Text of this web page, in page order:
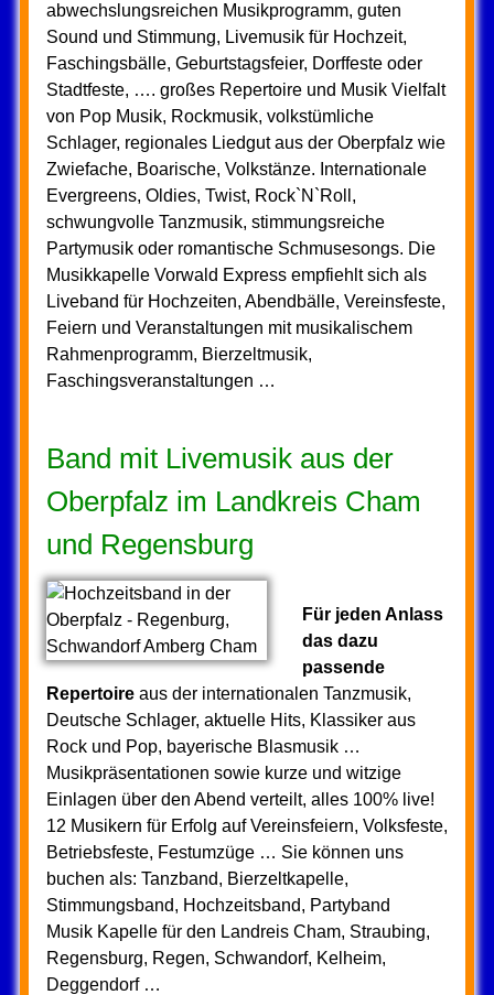
abwechslungsreichen Musikprogramm, guten
Sound und Stimmung, Livemusik für Hochzeit,
Faschingsbälle, Geburtstagsfeier, Dorffeste oder
Stadtfeste, …. großes Repertoire und Musik Vielfalt
von Pop Musik, Rockmusik, volkstümliche
Schlager, regionales Liedgut aus der Oberpfalz wie
Zwiefache, Boarische, Volkstänze. Internationale
Evergreens, Oldies, Twist, Rock`N`Roll,
schwungvolle Tanzmusik, stimmungsreiche
Partymusik oder romantische Schmusesongs. Die
Musikkapelle Vorwald Express empfiehlt sich als
Liveband für Hochzeiten, Abendbälle, Vereinsfeste,
Feiern und Veranstaltungen mit musikalischem
Rahmenprogramm, Bierzeltmusik,
Faschingsveranstaltungen …
Band mit Livemusik aus der
Oberpfalz im Landkreis Cham
und Regensburg
Für jeden Anlass
das dazu
passende
Repertoireaus der internationalen Tanzmusik,
Deutsche Schlager, aktuelle Hits, Klassiker aus
Rock und Pop, bayerische Blasmusik …
Musikpräsentationen sowie kurze und witzige
Einlagen über den Abend verteilt, alles 100% live!
12 Musikern für Erfolg auf Vereinsfeiern, Volksfeste,
Betriebsfeste, Festumzüge … Sie können uns
buchen als: Tanzband, Bierzeltkapelle,
Stimmungsband, Hochzeitsband, Partyband
Musik Kapelle für den Landreis Cham, Straubing,
Regensburg, Regen, Schwandorf, Kelheim,
Deggendorf …